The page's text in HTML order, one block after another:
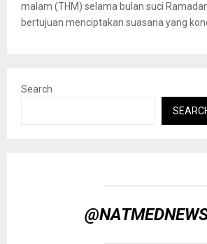
malam (THM) selama bulan suci
bertujuan menciptakan suasana yang
Search